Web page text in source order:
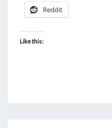
Reddit
Like this: